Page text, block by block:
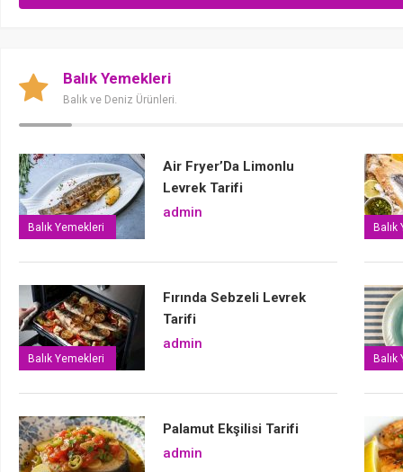
admin
Balık Yemekleri
Balık ve Deniz Ürünleri.
Balık Yemekleri
Air Fryer’Da Limonlu
Levrek Tarifi
admin
Balık Yemekleri
Fırında Sebzeli Levrek
Tarifi
admin
Palamut Ekşilisi Tarifi
admin